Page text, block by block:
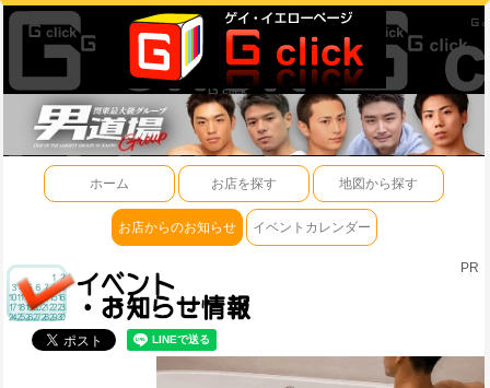
ホーム お店を探す 地図から探す
お店からのお知らせ イベントカレンダー
PR